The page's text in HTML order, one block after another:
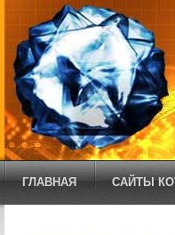
ГЛАВНАЯ САЙТЫ